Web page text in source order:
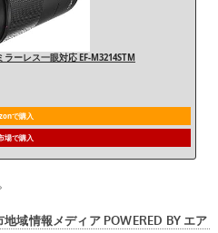
ーレス一眼対応 EF-M3214STM
で購入
場で購入